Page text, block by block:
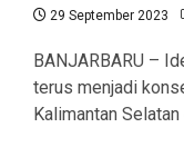
29 September 2023
BANJARBARU –
terus menjadi
Kalimantan